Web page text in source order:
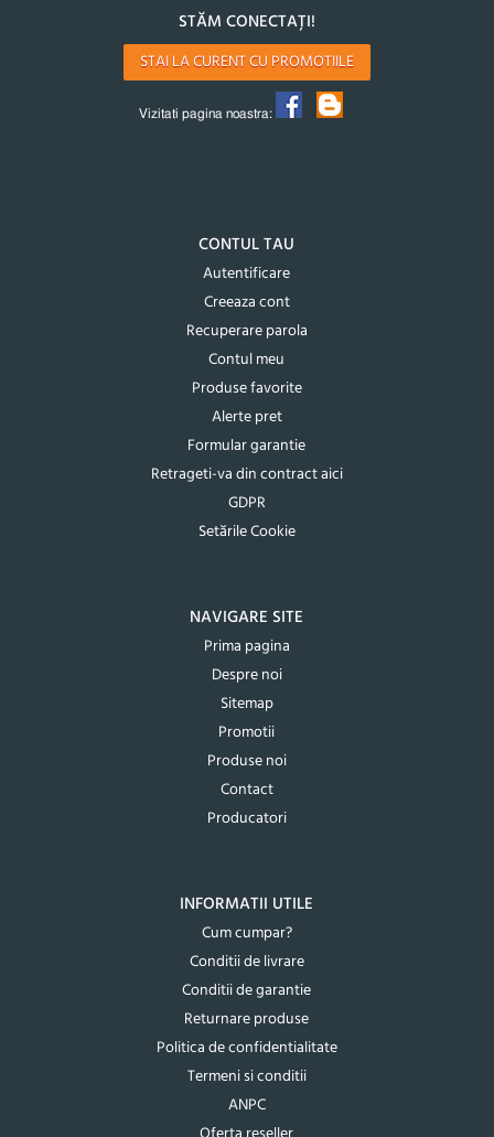
STĂM CONECTAȚI!
STAI LA CURENT CU PROMOTIILE
Vizitati pagina noastra:
CONTUL TAU
Autentificare
Creeaza cont
Recuperare parola
Contul meu
Produse favorite
Alerte pret
Formular garantie
Retrageti-va din contract aici
GDPR
Setările Cookie
NAVIGARE SITE
Prima pagina
Despre noi
Sitemap
Promotii
Produse noi
Contact
Producatori
INFORMATII UTILE
Cum cumpar?
Conditii de livrare
Conditii de garantie
Returnare produse
Politica de confidentialitate
Termeni si conditii
ANPC